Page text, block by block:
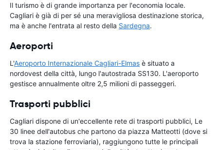
Il turismo è di grande importanza per l'economia locale.
Cagliari è già di per sé una meravigliosa destinazione storica,
ma è anche l'entrata al resto della Sardegna.
Aeroporti
L'Aeroporto Internazionale Cagliari-Elmas è situato a
nordovest della città, lungo l'autostrada SS130. L'aeroporto
gestisce annualmente oltre 2,5 milioni di passeggeri.
Trasporti pubblici
Cagliari dispone di un'eccellente rete di trasporti pubblici, Le
30 linee dell'autobus che partono da piazza Matteotti (dove si
trova la stazione ferroviaria), raggiungono tutte le principali